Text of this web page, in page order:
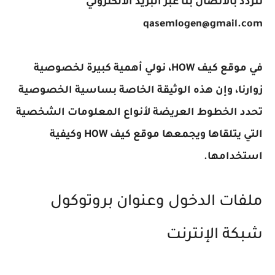
بالاتصال بنا عبر البريد الالكتروني
في موقع كيف HOW، نولي أهمية كبيرة لخصوصية
وإن هذه الوثيقة الخاصة بساسية الخصوصية
الخطوط العريضة لأنواع المعلومات الشخصية
التي يتلقاها ويجمعها موقع كيف HOW وكيفية
الدخول وعنوان بروتوكول
الإنترنت